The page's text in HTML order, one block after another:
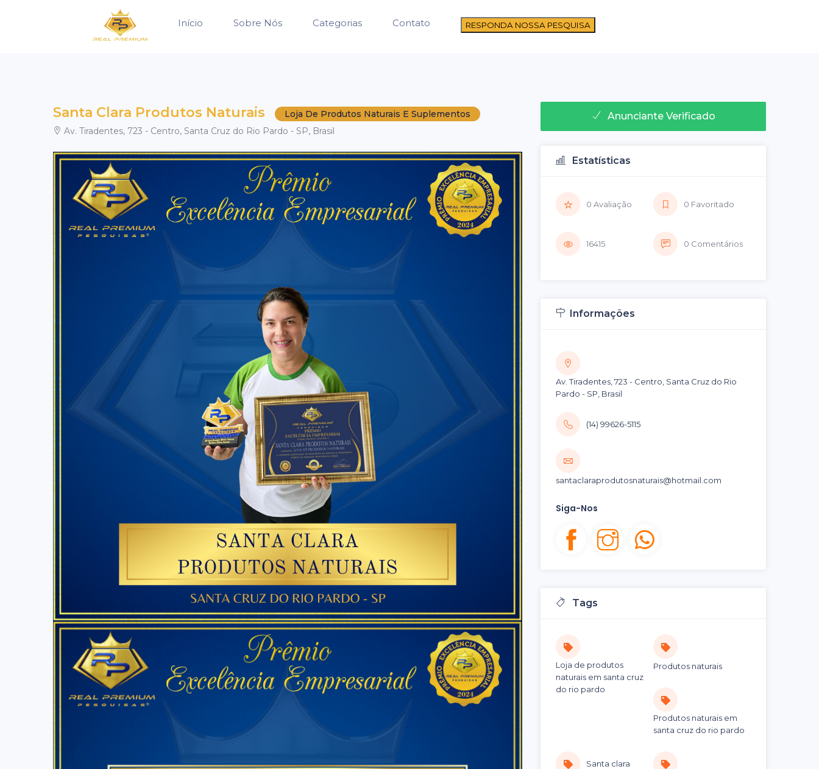
Início Sobre Nós Categorias Contato RESPONDA NOSSA PESQUISA
Santa Clara Produtos Naturais
Loja De Produtos Naturais E Suplementos
Av. Tiradentes, 723 - Centro, Santa Cruz do Rio Pardo - SP, Brasil
Anunciante Verificado
Estatísticas
0 Avaliação 0 Favoritado
16415 0 Comentários
Informações
Av. Tiradentes, 723 - Centro, Santa Cruz do Rio
Pardo - SP, Brasil
(14) 99626-5115
santaclaraprodutosnaturais@hotmail.com
Siga-Nos
Tags
Loja de produtos
naturais em santa cruz
do rio pardo
Produtos naturais
Produtos naturais em
santa cruz do rio pardo
Santa clara